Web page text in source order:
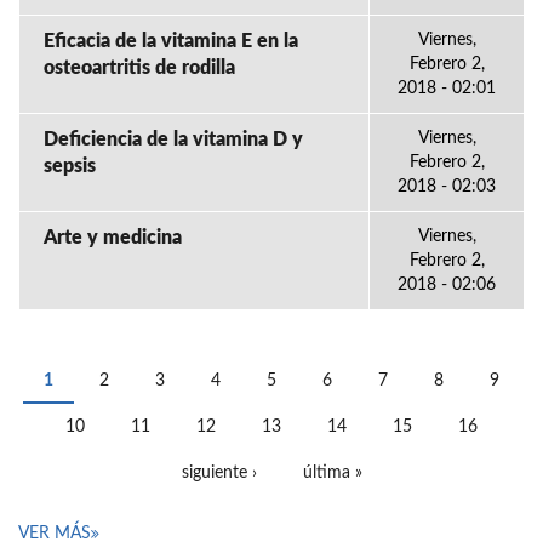
Eficacia de la vitamina E en la
osteoartritis de rodilla
Viernes,
Febrero 2,
2018 - 02:01
Deficiencia de la vitamina D y
sepsis
Viernes,
Febrero 2,
2018 - 02:03
Arte y medicina
Viernes,
Febrero 2,
2018 - 02:06
PÁGINAS
1 2 3 4 5 6 7 8 9
10 11 12 13 14 15 16
siguiente › última »
VER MÁS